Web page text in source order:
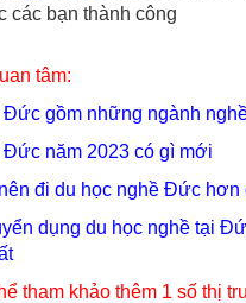
các bạn thành công
tâm:
Đức gồm những ngành
Đức năm 2023 có gì mới
đi du học nghề Đức
dụng du học nghề tại
tham khảo thêm 1 số thị